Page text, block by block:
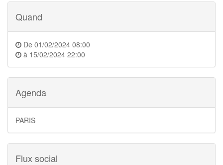
Quand
De 01/02/2024 08:00
à 15/02/2024 22:00
Agenda
PARIS
Flux social